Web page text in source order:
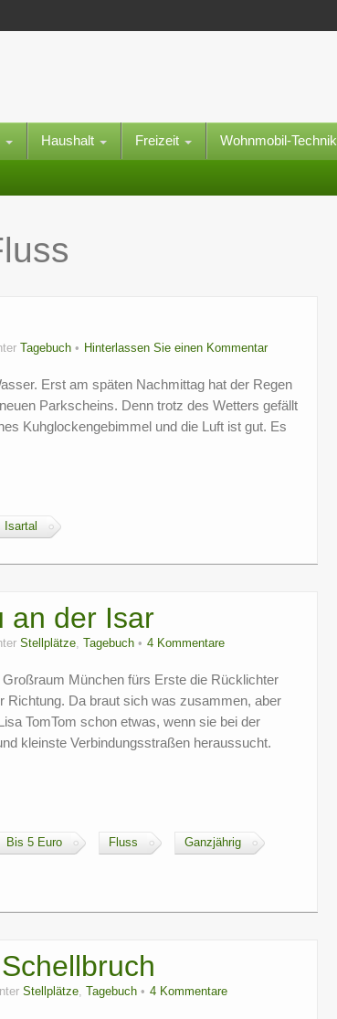
Haushalt Freizeit Wohnmobil-Technik
Tagebuch Hinterlassen Sie einen Kommentar
Erst am späten Nachmittag hat der Regen
Parkscheins. Denn trotz des Wetters gefällt
Kuhglockengebimmel und die Luft ist gut. Es
Isartal
an der Isar
Stellplätze, Tagebuch 4 Kommentare
München fürs Erste die Rücklichter
Richtung. Da braut sich was zusammen, aber
TomTom schon etwas, wenn sie bei der
kleinste Verbindungsstraßen heraussucht.
Bis 5 Euro Fluss Ganzjährig
Stellplätze, Tagebuch 4 Kommentare